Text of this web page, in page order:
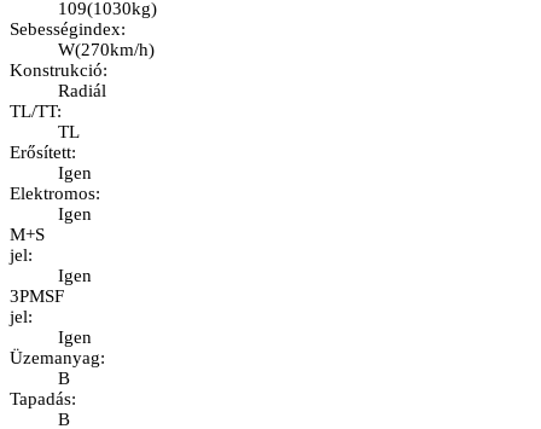
109(1030kg)
Sebességindex:
W(270km/h)
Konstrukció:
Radiál
TL/TT:
TL
Erősített:
Igen
Elektromos:
Igen
M+S
jel:
Igen
3PMSF
jel:
Igen
Üzemanyag:
B
Tapadás:
B